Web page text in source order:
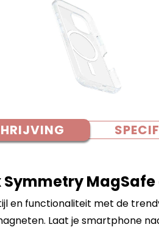
Symmetry
en functionaliteit met de
Laat je smartphone